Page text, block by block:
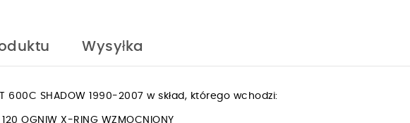
Wysyłka
600C SHADOW 1990-2007 w skład, którego wchodzi:
OGNIW X-RING WZMOCNIONY